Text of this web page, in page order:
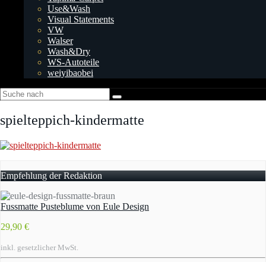
Use&Wash
Visual Statements
VW
Walser
Wash&Dry
WS-Autoteile
weiyibaobei
spielteppich-kindermatte
Empfehlung der Redaktion
Fussmatte Pusteblume von Eule Design
29,90 €
inkl. gesetzlicher MwSt.